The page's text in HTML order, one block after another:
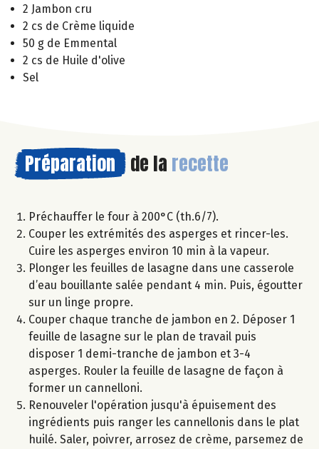
2 Jambon cru
2 cs de Crème liquide
50 g de Emmental
2 cs de Huile d'olive
Sel
Préparation de la recette
Préchauffer le four à 200°C (th.6/7).
Couper les extrémités des asperges et rincer-les.
Cuire les asperges environ 10 min à la vapeur.
Plonger les feuilles de lasagne dans une casserole
d’eau bouillante salée pendant 4 min. Puis, égoutter
sur un linge propre.
Couper chaque tranche de jambon en 2. Déposer 1
feuille de lasagne sur le plan de travail puis
disposer 1 demi-tranche de jambon et 3-4
asperges. Rouler la feuille de lasagne de façon à
former un cannelloni.
Renouveler l'opération jusqu'à épuisement des
ingrédients puis ranger les cannellonis dans le plat
huilé. Saler, poivrer, arrosez de crème, parsemez de